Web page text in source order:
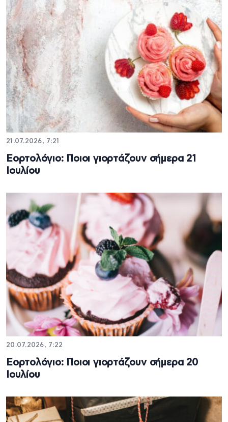
21.07.2026, 7:21
Εορτολόγιο: Ποιοι γιορτάζουν σήμερα 21
Ιουλίου
20.07.2026, 7:22
Εορτολόγιο: Ποιοι γιορτάζουν σήμερα 20
Ιουλίου